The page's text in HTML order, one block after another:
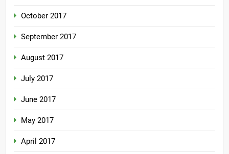
October 2017
September 2017
August 2017
July 2017
June 2017
May 2017
April 2017